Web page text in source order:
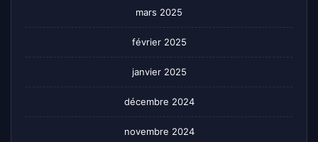
mars 2025
février 2025
janvier 2025
décembre 2024
novembre 2024